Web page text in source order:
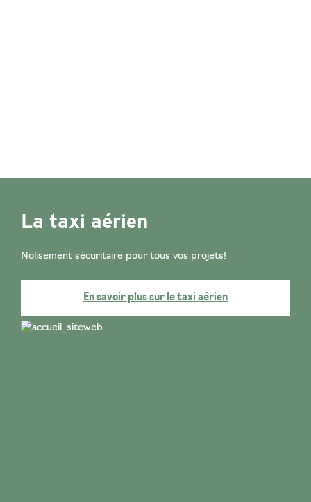
La taxi aérien
Nolisement sécuritaire pour tous vos projets!
En savoir plus sur le taxi aérien